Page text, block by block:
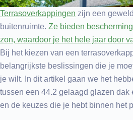
Terrasoverkappingen zijn een
buitenruimte. Ze bieden
zon, waardoor je het hele jaar door
Bij het kiezen van een
belangrijkste beslissingen die je
je wilt. In dit artikel gaan we het
tussen een 44.2 gelaagd glazen dak
en de keuzes die je hebt binnen het